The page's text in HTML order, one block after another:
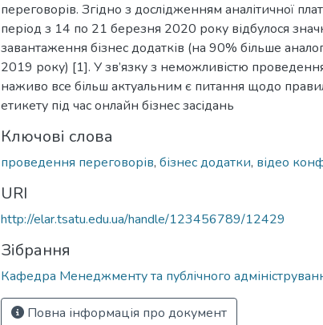
переговорів. Згідно з дослідженням аналітичної
період з 14 по 21 березня 2020 року відбулося
завантаження бізнес додатків (на 90% більше
2019 року) [1]. У зв’язку з неможливістю
наживо все більш актуальним є питання щодо
етикету під час онлайн бізнес засідань
Ключові слова
проведення переговорів, бізнес додатки, відео
URI
http://elar.tsatu.edu.ua/handle/123456789/12429
Зібрання
Кафедра Менеджменту та публічного
Повна інформація про документ